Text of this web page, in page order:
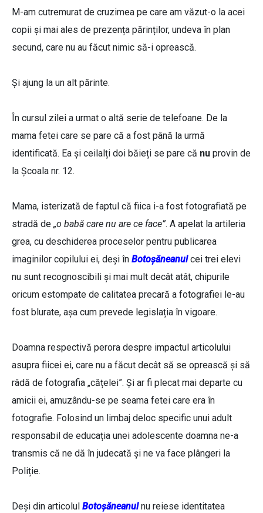
M-am cutremurat de cruzimea pe care am văzut-o la acei
copii și mai ales de prezența părinților, undeva în plan
secund, care nu au făcut nimic să-i oprească.
Și ajung la un alt părinte.
În cursul zilei a urmat o altă serie de telefoane. De la
mama fetei care se pare că a fost până la urmă
identificată. Ea și ceilalți doi băieți se pare că nu provin de
la Școala nr. 12.
Mama, isterizată de faptul că fiica i-a fost fotografiată pe
stradă de „o babă care nu are ce face”. A apelat la artileria
grea, cu deschiderea proceselor pentru publicarea
imaginilor copilului ei, deși în Botoșăneanul cei trei elevi
nu sunt recognoscibili și mai mult decât atât, chipurile
oricum estompate de calitatea precară a fotografiei le-au
fost blurate, așa cum prevede legislația în vigoare.
Doamna respectivă perora despre impactul articolului
asupra fiicei ei, care nu a făcut decât să se oprească și să
râdă de fotografia „cățelei”. Și ar fi plecat mai departe cu
amicii ei, amuzându-se pe seama fetei care era în
fotografie. Folosind un limbaj deloc specific unui adult
responsabil de educația unei adolescente doamna ne-a
transmis că ne dă în judecată și ne va face plângeri la
Poliție.
Deși din articolul Botoșăneanul nu reiese identitatea